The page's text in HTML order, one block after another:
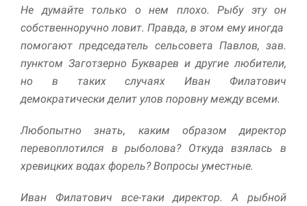
Не думайте только о нем плохо. Рыбу эту он
собственноручно ловит. Правда, в этом ему иногда
помогают председатель сельсовета Павлов, зав.
пунктом Заготзерно Букварев и другие любители,
но в таких случаях Иван Филатович
демократически делит улов поровну между всеми.
Любопытно знать, каким образом директор
перевоплотился в рыболова? Откуда взялась в
хревицких водах форель? Вопросы уместные.
Иван Филатович все-таки директор. А рыбной
этих файлов cookie
обязательно. Они
необходимы для
функционирования
веб-сайта.
Статистика и
Для того чтобы
улучшить
и структуру веб-
того, как он